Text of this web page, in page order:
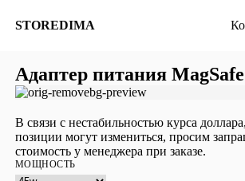
STOREDIMA
Адаптер питания
В связи с нестабильностью курса
позиции могут измениться, просим
стоимость у менеджера при заказе.
МОЩНОСТЬ